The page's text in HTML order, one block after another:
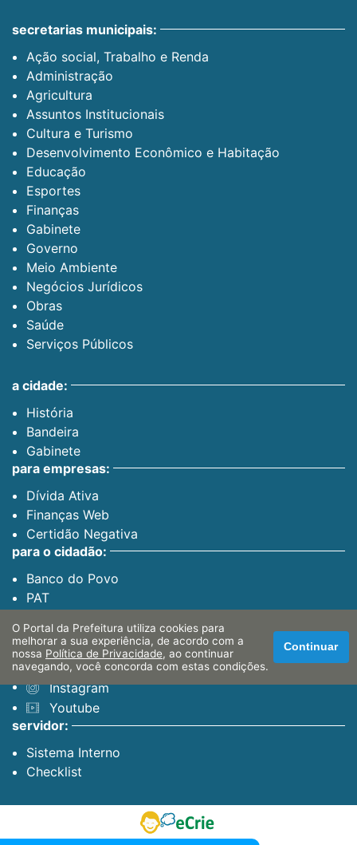
secretarias municipais:
Ação social, Trabalho e Renda
Administração
Agricultura
Assuntos Institucionais
Cultura e Turismo
Desenvolvimento Econômico e Habitação
Educação
Esportes
Finanças
Gabinete
Governo
Meio Ambiente
Negócios Jurídicos
Obras
Saúde
Serviços Públicos
a cidade:
História
Bandeira
Gabinete
para empresas:
Dívida Ativa
Finanças Web
Certidão Negativa
para o cidadão:
Banco do Povo
PAT
canais oficiais:
Facebook
Instagram
Youtube
servidor:
Sistema Interno
Checklist
O Portal da Prefeitura utiliza cookies para
melhorar a sua experiência, de acordo com a
nossa Política de Privacidade, ao continuar
navegando, você concorda com estas condições.
Continuar